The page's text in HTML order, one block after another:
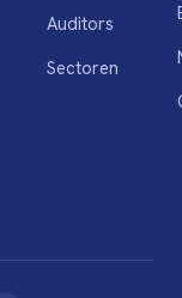
Auditors
Sectoren